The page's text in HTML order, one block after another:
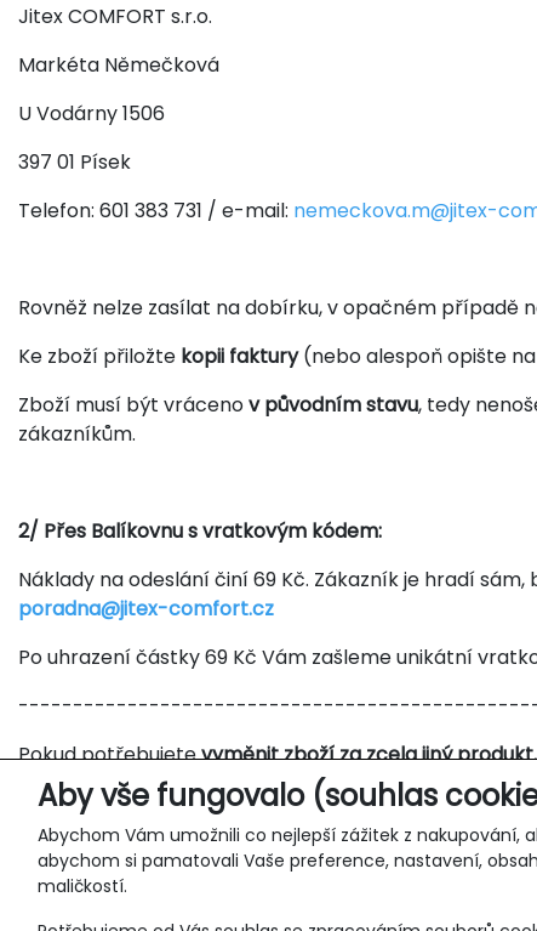
Aby vše fungovalo (souhlas
Abychom Vám umožnili co nejlepší zážitek z nakupování,
abychom si pamatovali Vaše preference, nastavení,
maličkostí.
Jitex COMFORT s.r.o.
Markéta Němečková
U Vodárny 1506
397 01 Písek
Telefon: 601 383 731 / e-mail: nemeckova.m@jitex-
Rovněž nelze zasílat na dobírku, v opačném případě
Ke zboží přiložte kopii faktury(nebo alespoň opište na
Zboží musí být vrácenov původním stavu, tedy
zákazníkům.
2/ Přes Balíkovnu s vratkovým kódem:
Náklady na odeslání činí 69 Kč. Zákazník je hradí
poradna@jitex-comfort.cz
Po uhrazení částky 69 Kč Vám zašleme unikátní
Pokud potřebujetevyměnit zboží za zcela jiný produkt
objednávku novou. Je na Vás, zda nové zboží
částku v zákonné lhůtě.